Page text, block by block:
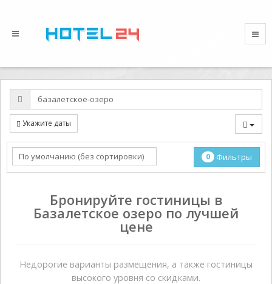
Укажите даты
0 Фильтры
Бронируйте гостиницы в
Базалетское озеро по лучшей
цене
Недорогие варианты размещения, а также гостиницы
высокого уровня со скидками.